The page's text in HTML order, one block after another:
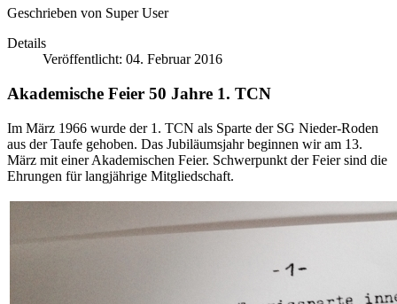
Geschrieben von Super User
Details
Veröffentlicht: 04. Februar 2016
Akademische Feier 50 Jahre 1. TCN
Im März 1966 wurde der 1. TCN als Sparte der SG Nieder-Roden
aus der Taufe gehoben. Das Jubiläumsjahr beginnen wir am 13.
März mit einer Akademischen Feier. Schwerpunkt der Feier sind die
Ehrungen für langjährige Mitgliedschaft.